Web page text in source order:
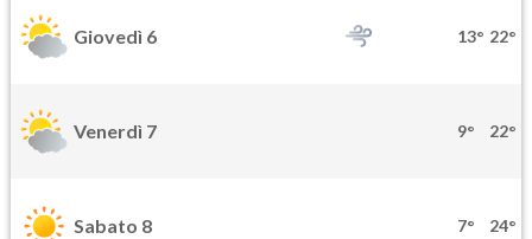
Giovedì 6 13° 22°
Venerdì 7 9° 22°
Sabato 8 7° 24°